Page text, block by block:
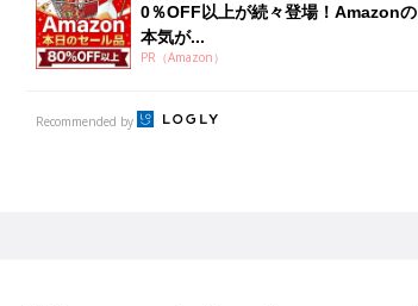
0％OFF以上が続々登場！Amazonの
本気が...
PR（Amazon）
Recommended by